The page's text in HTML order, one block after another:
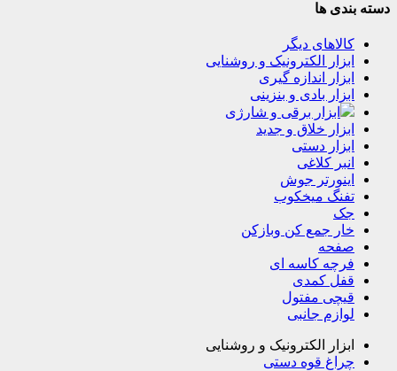
دسته بندی ها
کالاهای دیگر
ابزار الکترونیک و روشنایی
ابزار اندازه گیری
ابزار بادی و بنزینی
ابزار برقی و شارژی
ابزار خلاق و جدید
ابزار دستی
انبر کلاغی
اینورتر جوش
تفنگ میخکوب
جک
خار جمع کن وبازکن
صفحه
فرچه کاسه ای
قفل کمدی
قیچی مفتول
لوازم جانبی
ابزار الکترونیک و روشنایی
چراغ قوه دستی